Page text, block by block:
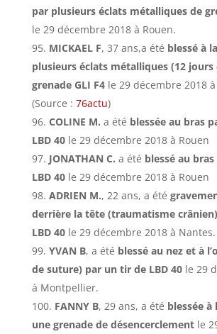
par plusieurs éclats métalliques de
le 29 décembre 2018 à Rouen.
MICKAEL F, 37 ans,a été blessé à
plusieurs éclats métalliques (12 jours
grenade GLI F4le 29 décembre 2018 à
(Source : 76actu)
COLINE M. a été blessée au bras
LBD 40le 29 décembre 2018 à Rouen
JONATHAN C. a été blessé au
LBD 40le 29 décembre 2018 à Rouen
ADRIEN M., 22 ans, a été
derrière la tête (traumatisme
LBD 40le 29 décembre 2018 à Nantes.
YVAN B, a été blessé au nez et à
de suture) par un tir de LBD 40le 29
à Montpellier.
FANNY B, 29 ans, a été blessée à
une grenade de désencerclementle